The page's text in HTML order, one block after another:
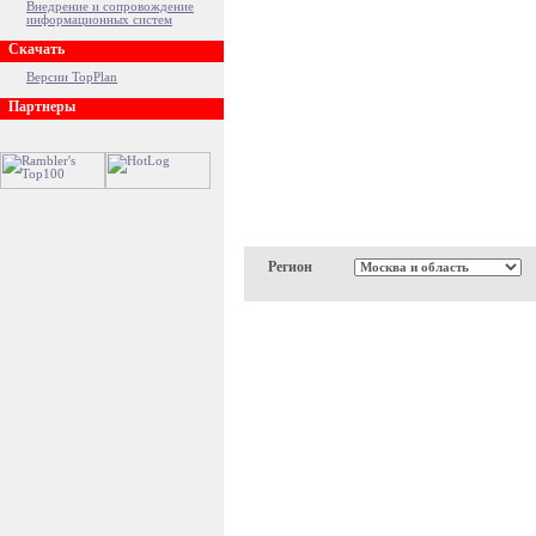
Внедрение и сопровождение
информационных систем
Скачать
Версии TopPlan
Партнеры
Регион